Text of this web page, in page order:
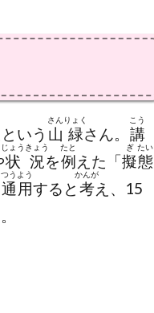
いう 山
さん
緑
りょく
さん。 講
こう
状
じょう
況
きょう
を例
たと
えた「擬
ぎ
態
たい
通
つう
用
よう
すると 考
かんが
え、15